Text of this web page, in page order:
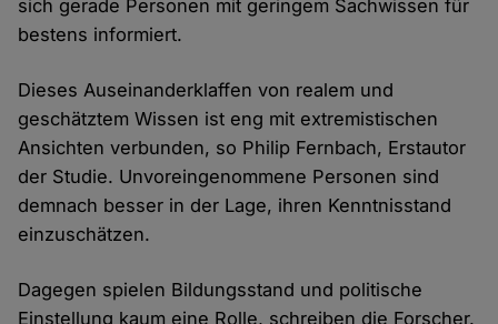
sich gerade Personen mit geringem Sachwissen für
bestens informiert.
Dieses Auseinanderklaffen von realem und
geschätztem Wissen ist eng mit extremistischen
Ansichten verbunden, so Philip Fernbach, Erstautor
der Studie. Unvoreingenommene Personen sind
demnach besser in der Lage, ihren Kenntnisstand
einzuschätzen.
Dagegen spielen Bildungsstand und politische
Einstellung kaum eine Rolle, schreiben die Forscher.